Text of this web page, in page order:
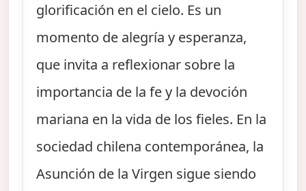
glorificación en el cielo. Es un
momento de alegría y esperanza,
que invita a reflexionar sobre la
importancia de la fe y la devoción
mariana en la vida de los fieles. En la
sociedad chilena contemporánea, la
Asunción de la Virgen sigue siendo